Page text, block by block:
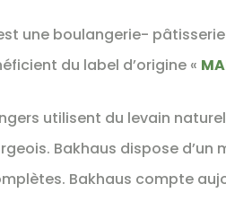
une boulangerie-
du label d’origine «
utilisent du levain
Bakhaus dispose
Bakhaus compte